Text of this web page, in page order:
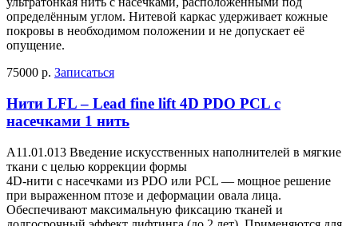
определённым углом. Нитевой каркас удерживает кожные
покровы в необходимом положении и не допускает её
опущение.
75000 р. Записаться
Нити LFL – Lead fine lift 4D PDO PCL с
насечками 1 нить
A11.01.013 Введение искусственных наполнителей в мягкие
ткани с целью коррекции формы
4D-нити с насечками из PDO или PCL — мощное решение
при выраженном птозе и деформации овала лица.
Обеспечивают максимальную фиксацию тканей и